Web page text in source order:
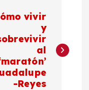
vivir
y
al
-Reyes